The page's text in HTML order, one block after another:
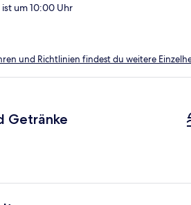
um 10:00 Uhr
und Richtlinien findest du weitere
Getränke